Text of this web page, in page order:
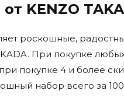
KENZO
роскошные,
При покупке
покупке 4 и более
набор всего за